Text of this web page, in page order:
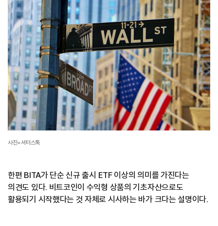
사진=셔터스톡
한편 BITA가 단순 신규 출시 ETF 이상의 의미를 가진다는
의견도 있다. 비트코인이 수익형 상품의 기초자산으로도
활용되기 시작했다는 것 자체로 시사하는 바가 크다는 설명이다.